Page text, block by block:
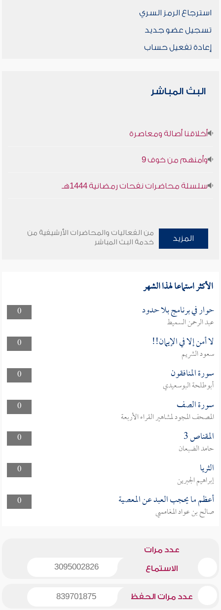
استرجاع الرمز السري
تسجيل عضو جديد
إعادة تفعيل حساب
البث المباشر
أخلاقنا أصالة ومعاصرة
وأمنهم من خوف 9
سلسلة محاضرات نفحات رمضانية 1444هـ
المزيد
من الفعاليات والمحاضرات الأرشيفية من
خدمة البث المباشر
الأكثر استماعا لهذا الشهر
0 حوار في برنامج بلا حدود
عبد الرحمن السميط
0
لا أمن إلا في الإيمان!!
سعود الشريم
0
سورة المنافقون
أبوطلحة البوسعيدي
0
سورة الصف
المصحف المجود لمشاهير القراء الأربعة
0
المقناص 3
حامد الضبعان
0
الثريا
إبراهيم الجبرين
0
أعظم ما يحجب العبد عن المعصية
صالح بن عواد المغامسي
عدد مرات
الاستماع 3095002826
عدد مرات الحفظ 839701875